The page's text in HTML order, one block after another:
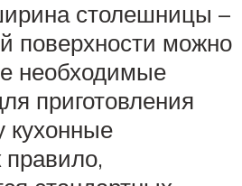
столешницы –
поверхности можно
необходимые
приготовления
кухонные
правило,